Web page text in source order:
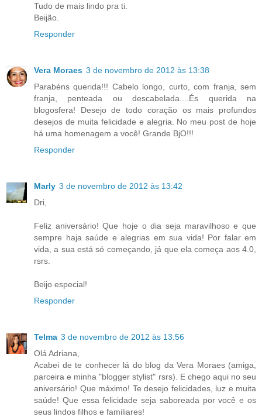
Tudo de mais lindo pra ti.
Beijão.
Responder
Vera Moraes 3 de novembro de 2012 às 13:38
Parabéns querida!!! Cabelo longo, curto, com franja, sem
franja, penteada ou descabelada....És querida na
blogosfera! Desejo de todo coração os mais profundos
desejos de muita felicidade e alegria. No meu post de hoje
há uma homenagem a você! Grande BjO!!!
Responder
Marly 3 de novembro de 2012 às 13:42
Dri,
Feliz aniversário! Que hoje o dia seja maravilhoso e que
sempre haja saúde e alegrias em sua vida! Por falar em
vida, a sua está só começando, já que ela começa aos 4.0,
rsrs.
Beijo especial!
Responder
Telma 3 de novembro de 2012 às 13:56
Olá Adriana,
Acabei de te conhecer lá do blog da Vera Moraes (amiga,
parceira e minha "blogger stylist" rsrs). E chego aqui no seu
aniversário! Que máximo! Te desejo felicidades, luz e muita
saúde! Que essa felicidade seja saboreada por você e os
seus lindos filhos e familiares!